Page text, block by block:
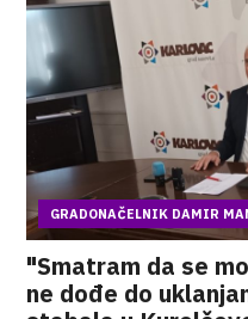
GRADONAČELNIK DAMIR
"Smatram da se
ne dođe do